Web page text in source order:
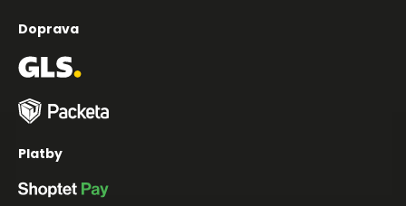
Doprava
Platby